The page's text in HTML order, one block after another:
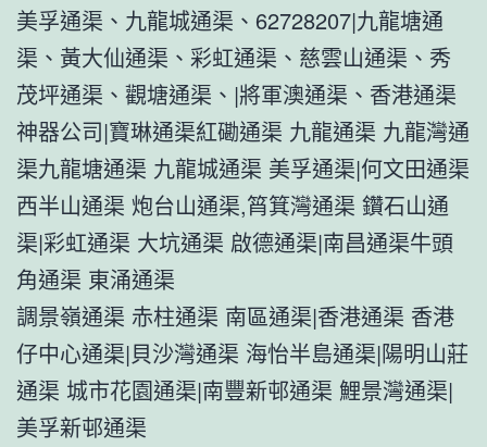
美孚通渠、九龍城通渠、62728207|九龍塘通
渠、黃大仙通渠、彩虹通渠、慈雲山通渠、秀
茂坪通渠、觀塘通渠、|將軍澳通渠、香港通渠
神器公司|寶琳通渠紅磡通渠 九龍通渠 九龍灣通
渠九龍塘通渠 九龍城通渠 美孚通渠|何文田通渠
西半山通渠 炮台山通渠,筲箕灣通渠 鑽石山通
渠|彩虹通渠 大坑通渠 啟德通渠|南昌通渠牛頭
角通渠 東涌通渠
調景嶺通渠 赤柱通渠 南區通渠|香港通渠 香港
仔中心通渠|貝沙灣通渠 海怡半島通渠|陽明山莊
通渠 城市花園通渠|南豐新邨通渠 鯉景灣通渠|
美孚新邨通渠